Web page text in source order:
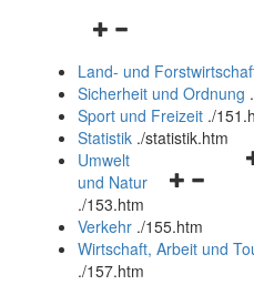
Navigationsmenü
und
schließen
Land- und
Sicherheit und Ordnung .
Sport und Freizeit ./
Statistik ./statistik.htm
und
schließen
Umwelt
und Natur
./153.htm
Verkehr ./155.htm
Wirtschaft, Arbeit und
./157.htm